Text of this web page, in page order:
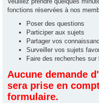
fonctions réservées à nos
Poser des questions
Participer aux sujets
Partager vos
Surveiller vos sujets
Faire des recherches sur
Aucune demande
sera prise en
formulaire.